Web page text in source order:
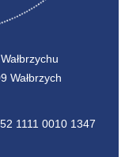
Wałbrzych
1111 0010 1347